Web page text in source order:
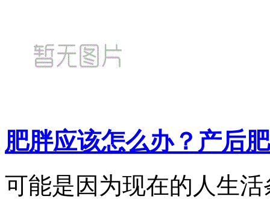
肥胖应该怎么办？产后
可能是因为现在的人生